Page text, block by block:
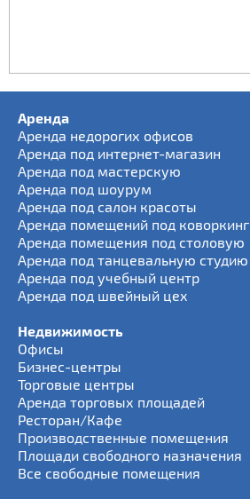
Аренда
Аренда недорогих офисов
Аренда под интернет-магазин
Аренда под мастерскую
Аренда под шоурум
Аренда под салон красоты
Аренда помещений под коворкинг
Аренда помещения под столовую
Аренда под танцевальную студию
Аренда под учебный центр
Аренда под швейный цех
Недвижимость
Офисы
Бизнес-центры
Торговые центры
Аренда торговых площадей
Ресторан/Кафе
Производственные помещения
Площади свободного назначения
Все свободные помещения